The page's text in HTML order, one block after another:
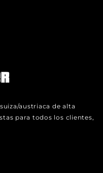
austriaca de alta
para todos los clientes,